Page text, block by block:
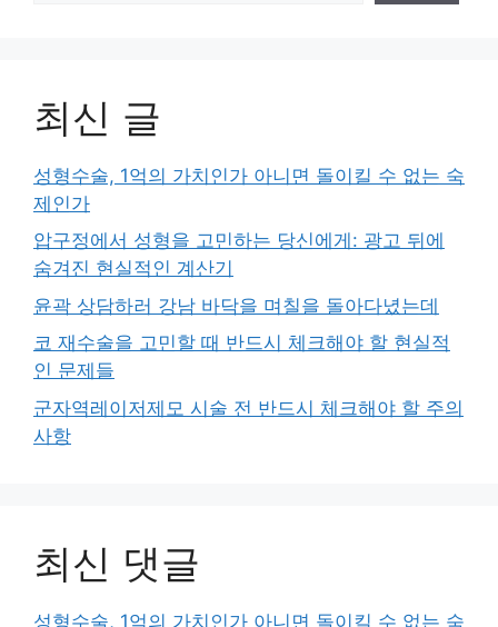
최신 글
성형수술, 1억의 가치인가 아니면 돌이킬 수 없는 숙
제인가
압구정에서 성형을 고민하는 당신에게: 광고 뒤에
숨겨진 현실적인 계산기
윤곽 상담하러 강남 바닥을 며칠을 돌아다녔는데
코 재수술을 고민할 때 반드시 체크해야 할 현실적
인 문제들
군자역레이저제모 시술 전 반드시 체크해야 할 주의
사항
최신 댓글
성형수술, 1억의 가치인가 아니면 돌이킬 수 없는 숙